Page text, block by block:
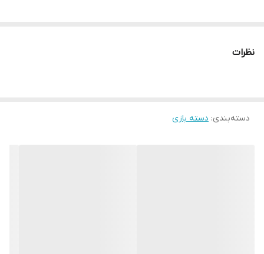
نظرات
دسته‌بندی: دسته بازی